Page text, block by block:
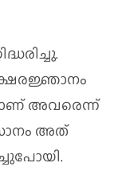
അവരെന്ന്
അത്